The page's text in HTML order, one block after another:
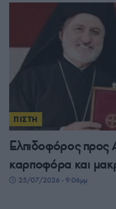
ΠΙΣΤΗ
Ελπιδοφόρος προς
καρποφόρα και
25/07/2026 - 9:06μμ